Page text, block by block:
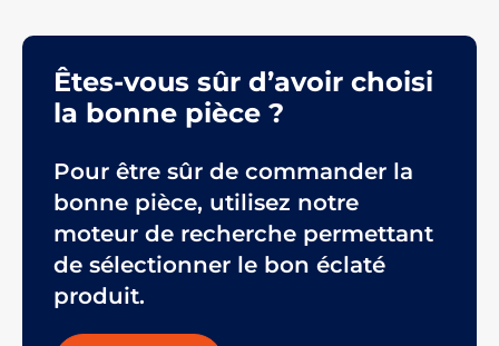
Êtes-vous sûr d’avoir choisi
la bonne pièce ?
Pour être sûr de commander la
bonne pièce, utilisez notre
moteur de recherche permettant
de sélectionner le bon éclaté
produit.